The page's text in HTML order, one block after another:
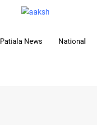
Patiala News National